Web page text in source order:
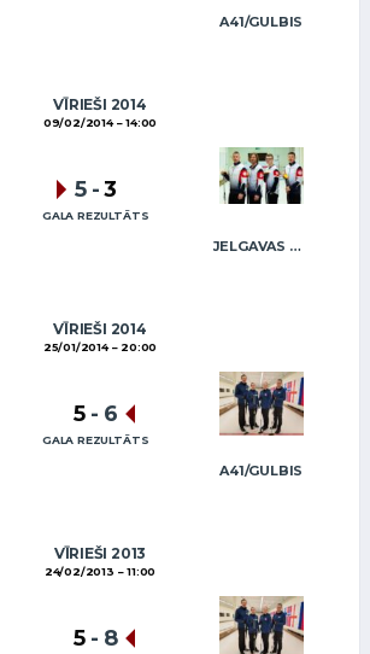
A41/GULBIS
VĪRIEŠI 2014
09/02/2014 14:00
JELGAVAS MAIZNIEKS
5 -3
GALA REZULTĀTS
VĪRIEŠI 2014
25/01/2014 20:00
A41/GULBIS
5 - 6
GALA REZULTĀTS
VĪRIEŠI 2013
24/02/2013 11:00
5 - 8